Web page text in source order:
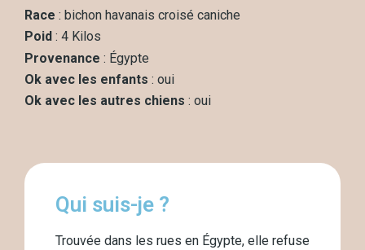
Race : bichon havanais croisé caniche
Poid : 4 Kilos
Provenance : Égypte
Ok avec les enfants : oui
Ok avec les autres chiens : oui
Qui suis-je ?
Trouvée dans les rues en Égypte, elle refuse